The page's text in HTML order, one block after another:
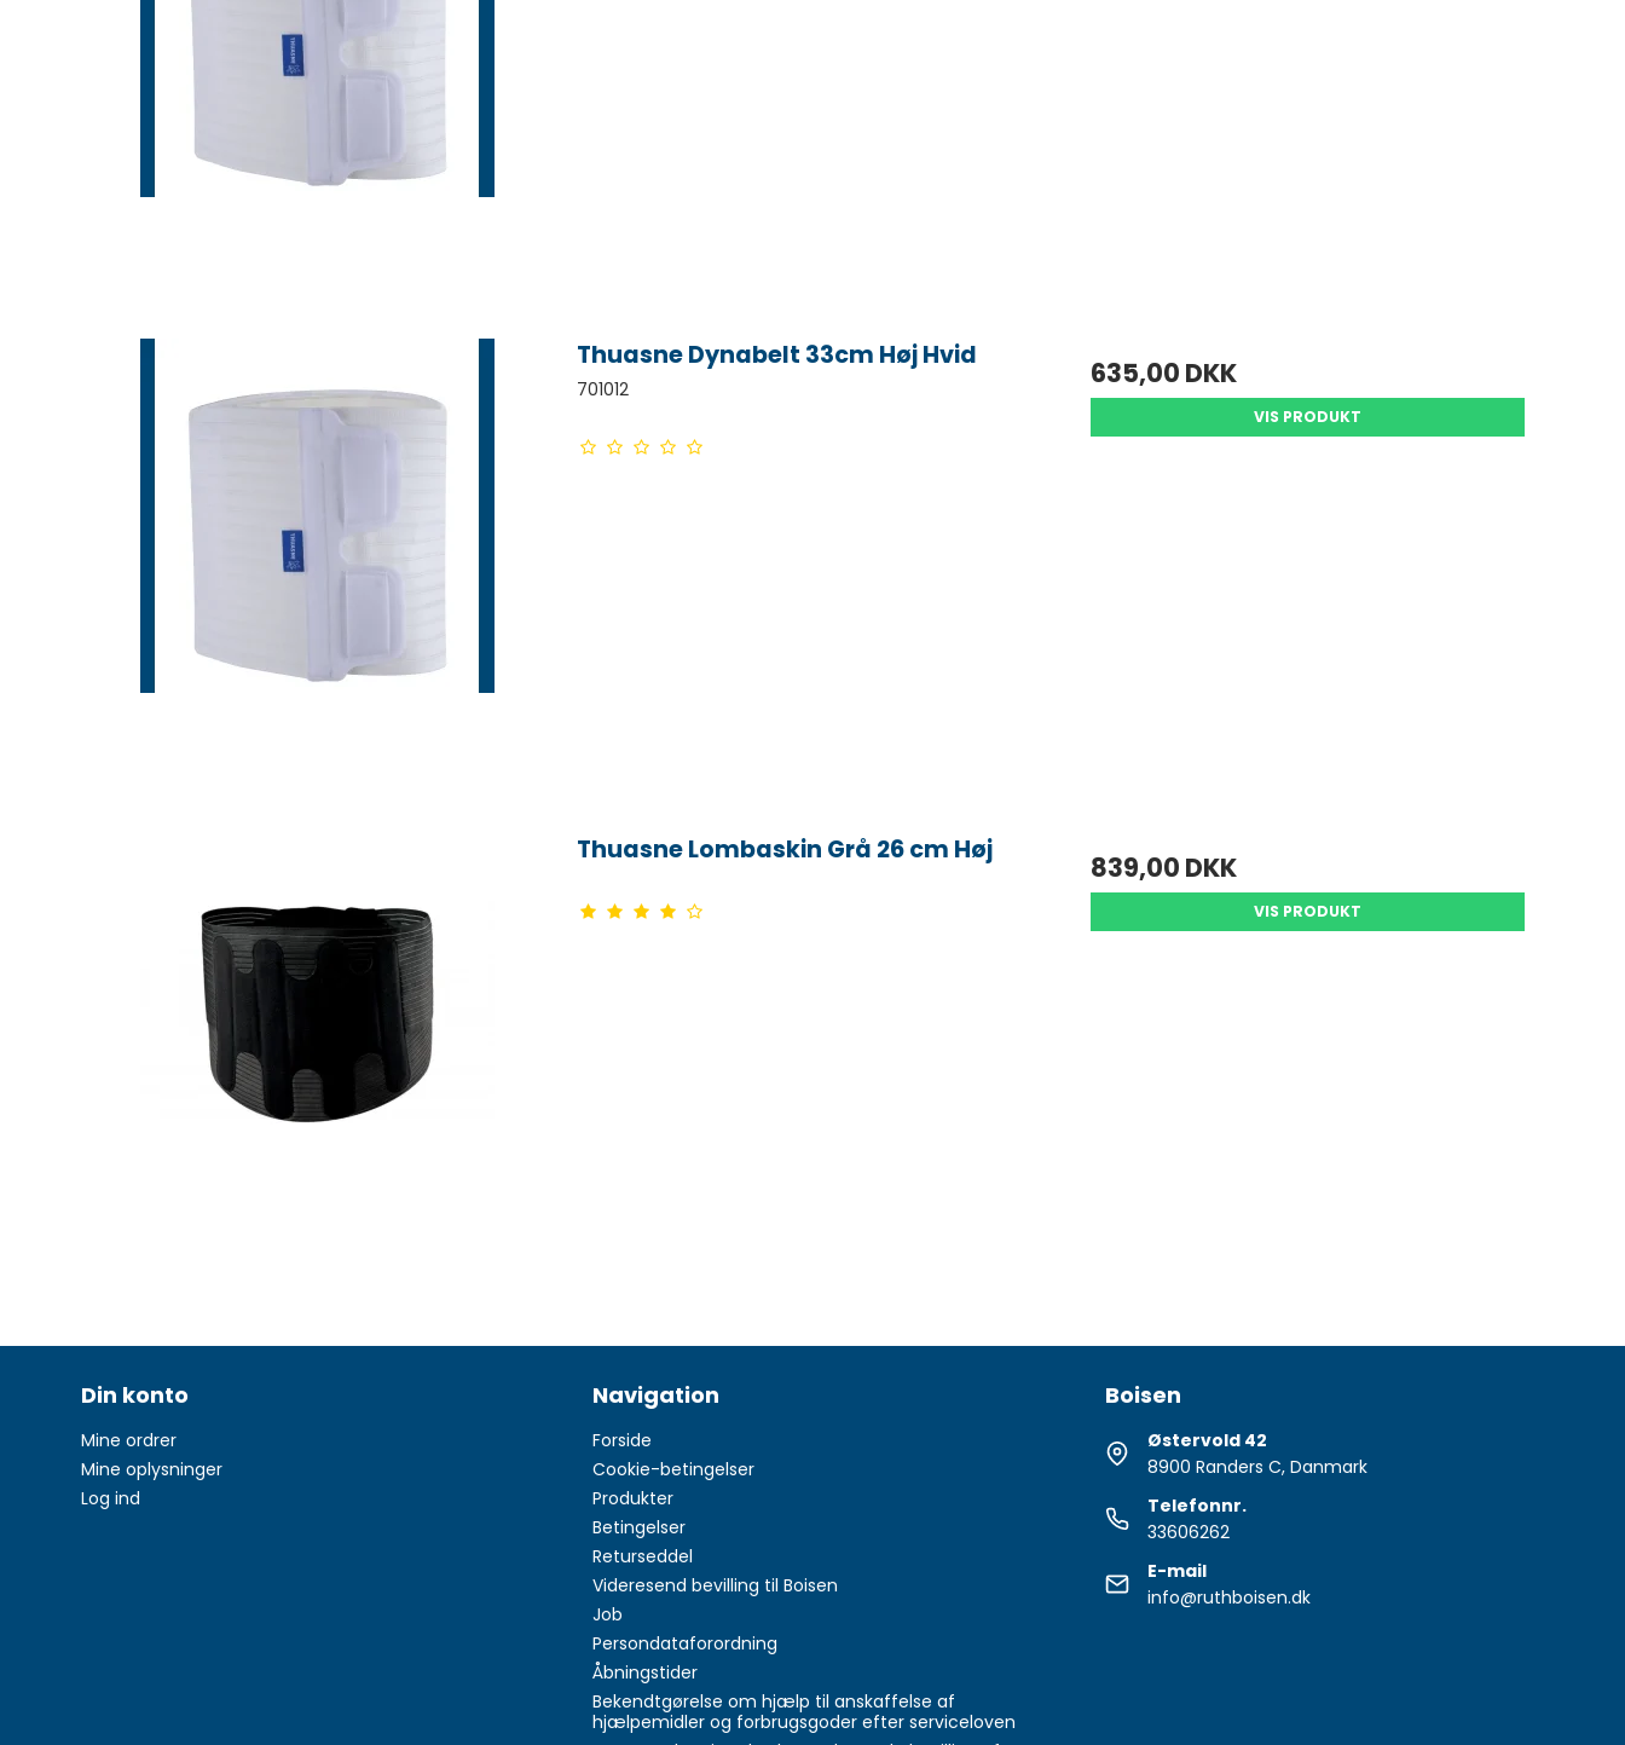
Thuasne Dynabelt 33cm Høj Hvid
701012 635,00 DKK
VIS PRODUKT
Thuasne Lombaskin Grå 26 cm Høj
839,00 DKK
VIS PRODUKT
Din konto
Mine ordrer
Mine oplysninger
Log ind
Navigation
Forside
Cookie-betingelser
Produkter
Betingelser
Returseddel
Videresend bevilling til Boisen
Job
Persondataforordning
Åbningstider
Bekendtgørelse om hjælp til anskaffelse af
hjælpemidler og forbrugsgoder efter serviceloven
Boisen
Østervold 42
8900 Randers C, Danmark
Telefonnr.
33606262
E-mail
info@ruthboisen.dk